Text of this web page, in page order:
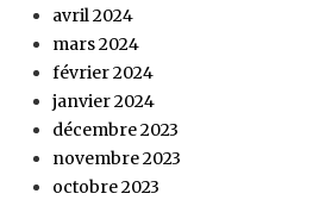
avril 2024
mars 2024
février 2024
janvier 2024
décembre 2023
novembre 2023
octobre 2023